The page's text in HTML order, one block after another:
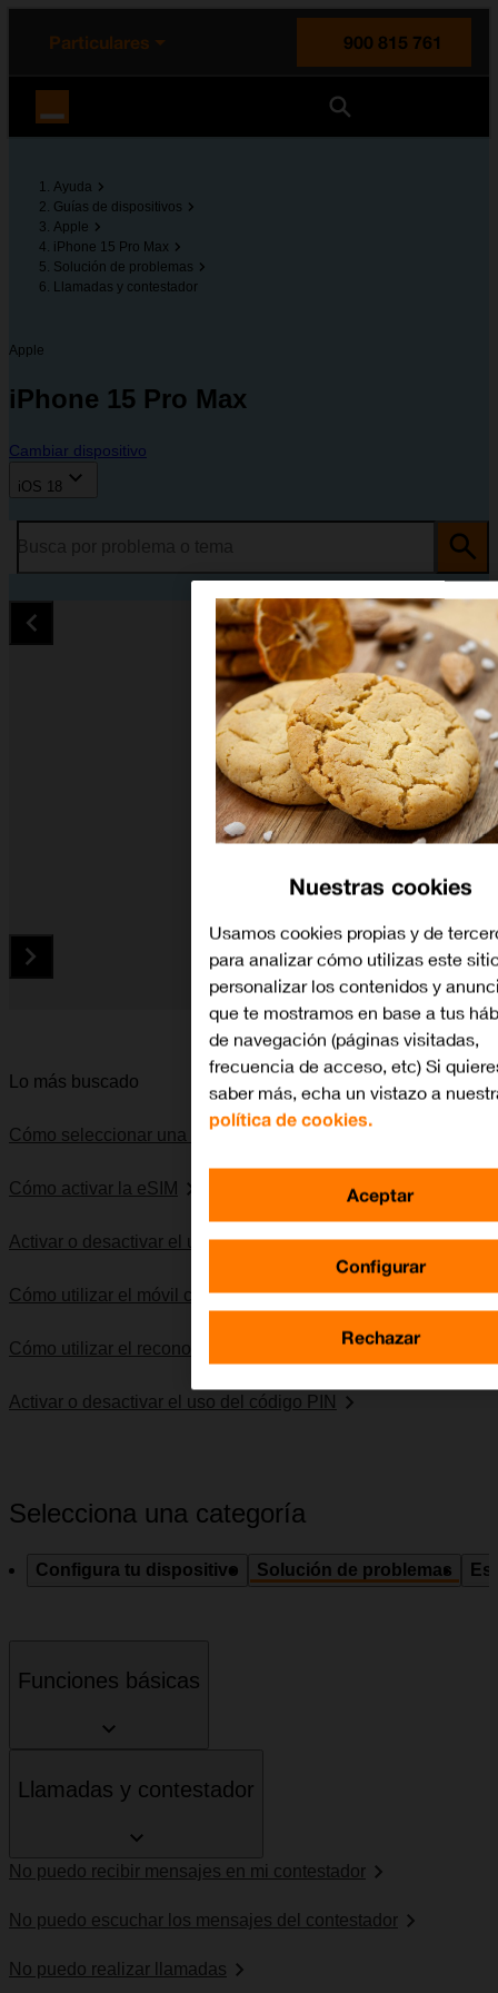
principal
la página
Particulares
900 815 761
Ayuda
Guías de dispositivos
Apple
iPhone 15 Pro Max
Solución de problemas
Llamadas y contestador
Apple
iPhone 15 Pro Max
Cambiar dispositivo
iOS 18
Diapositiva 1 de 5. Apple iPhone 15 Pro Max - Black - imagen
Lo más buscado
Cómo seleccionar una red
Cómo activar la eSIM
Activar o desactivar el uso del código de seguridad
Cómo utilizar el móvil como punto de acceso personal
Cómo utilizar el reconocimiento facial (Face ID)
Activar o desactivar el uso del código PIN
Selecciona una categoría
Configura tu dispositivo Solución de problemas
Funciones básicas
Llamadas y contestador
No puedo recibir mensajes en mi contestador
No puedo escuchar los mensajes del contestador
No puedo realizar llamadas
Nuestras cookies
Usamos cookies propias y de
para analizar cómo utilizas este
personalizar los contenidos y
que te mostramos en base a tus
de navegación (páginas visitadas,
frecuencia de acceso, etc) Si
saber más, echa un vistazo a
política de cookies.
Configurar
Rechazar
Aceptar